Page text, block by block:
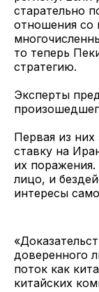
старательно
отношения со
то теперь
стратегию.
Эксперты
Первая из них
ставку на
их
лицо, и
интересы
доверенного
поток как
китайских